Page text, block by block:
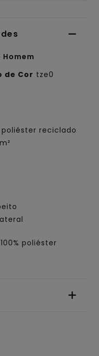
de Cor tze0
poliéster reciclado
poliéster